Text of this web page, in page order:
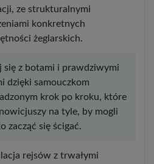
ze strukturalnymi
konkretnych
żeglarskich.
się z botami i prawdziwymi
dzięki samouczkom
krok po kroku, które
na tyle, by mogli
zacząć się ścigać.
rejsów z trwałymi